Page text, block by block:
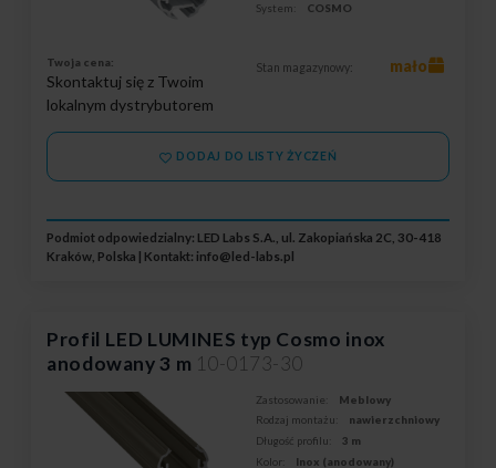
System:
COSMO
Twoja cena:
Skontaktuj się z Twoim
lokalnym dystrybutorem
Stan magazynowy: mało
DODAJ DO LISTY ŻYCZEŃ
Podmiot odpowiedzialny: LED Labs S.A., ul. Zakopiańska 2C, 30-418
Kraków, Polska | Kontakt: info@led-labs.pl
Profil LED LUMINES typ Cosmo inox
anodowany 3 m 10-0173-30
Zastosowanie:
Meblowy
Rodzaj montażu:
nawierzchniowy
Długość profilu:
3 m
Kolor:
Inox (anodowany)